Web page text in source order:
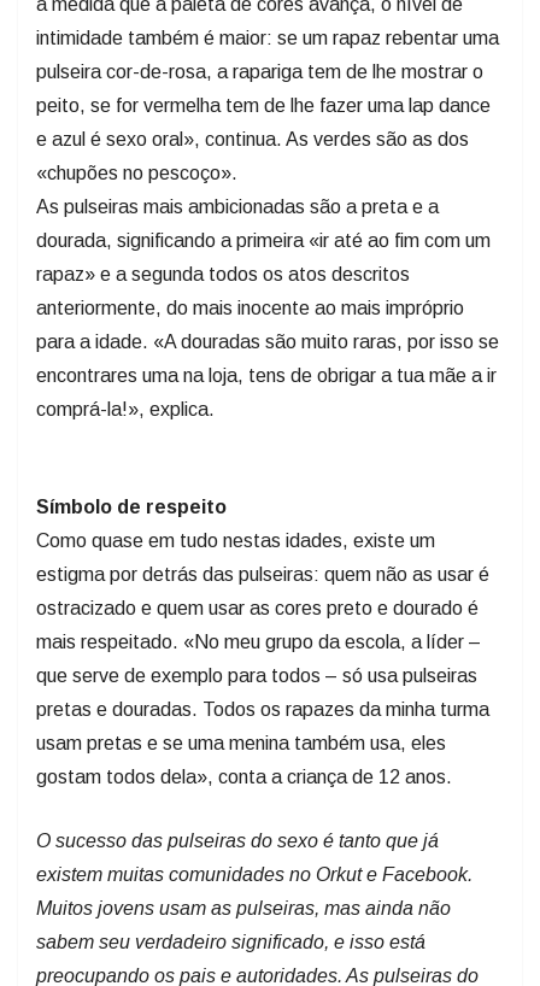
à medida que a paleta de cores avança, o nível de
intimidade também é maior: se um rapaz rebentar uma
pulseira cor-de-rosa, a rapariga tem de lhe mostrar o
peito, se for vermelha tem de lhe fazer uma lap dance
e azul é sexo oral», continua. As verdes são as dos
«chupões no pescoço».
As pulseiras mais ambicionadas são a preta e a
dourada, significando a primeira «ir até ao fim com um
rapaz» e a segunda todos os atos descritos
anteriormente, do mais inocente ao mais impróprio
para a idade. «A douradas são muito raras, por isso se
encontrares uma na loja, tens de obrigar a tua mãe a ir
comprá-la!», explica.
Símbolo de respeito
Como quase em tudo nestas idades, existe um
estigma por detrás das pulseiras: quem não as usar é
ostracizado e quem usar as cores preto e dourado é
mais respeitado. «No meu grupo da escola, a líder –
que serve de exemplo para todos – só usa pulseiras
pretas e douradas. Todos os rapazes da minha turma
usam pretas e se uma menina também usa, eles
gostam todos dela», conta a criança de 12 anos.
O sucesso das pulseiras do sexo é tanto que já
existem muitas comunidades no Orkut e Facebook.
Muitos jovens usam as pulseiras, mas ainda não
sabem seu verdadeiro significado, e isso está
preocupando os pais e autoridades. As pulseiras do